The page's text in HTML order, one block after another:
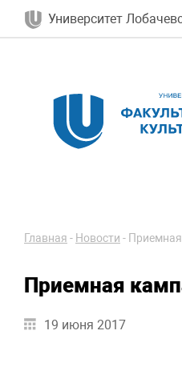
Университет
Главная - Новости -
Приемная
19 июня 2017